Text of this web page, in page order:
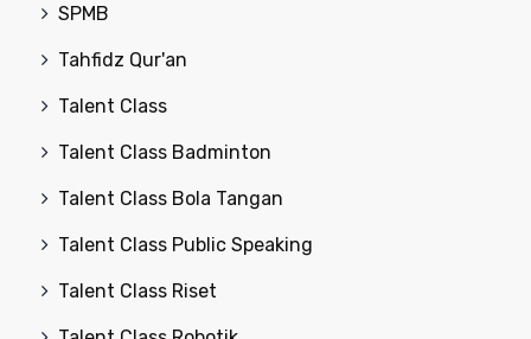
SPMB
Tahfidz Qur'an
Talent Class
Talent Class Badminton
Talent Class Bola Tangan
Talent Class Public Speaking
Talent Class Riset